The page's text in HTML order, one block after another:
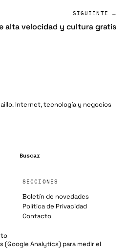
SIGUIENTE →
alta velocidad y cultura gratis
Internet, tecnología y negocios
Buscar
SECCIONES
Boletín de novedades
Política de Privacidad
Contacto
(Google Analytics) para medir el